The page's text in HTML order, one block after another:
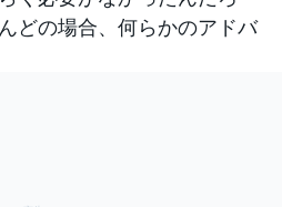
どの場合、何らかのアドバ